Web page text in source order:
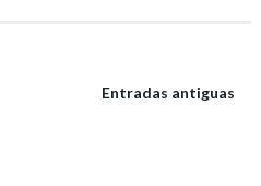
Entradas antiguas